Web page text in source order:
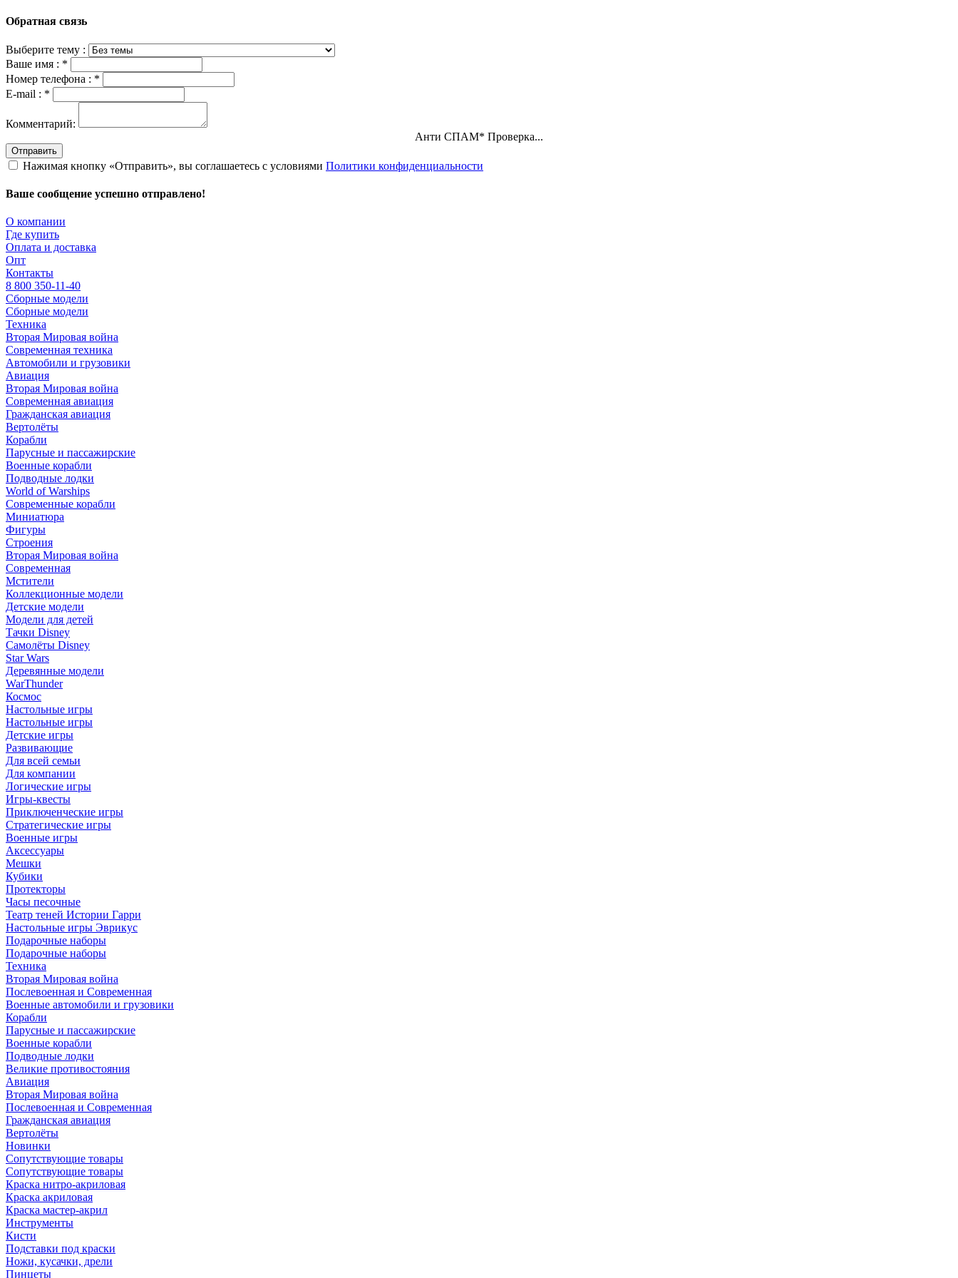
Обратная связь
Выберите тему :
Ваше имя : *
Номер телефона : *
E-mail : *
Комментарий:
Анти СПАМ* Проверка...
Отправить
Нажимая кнопку «Отправить», вы соглашаетесь с условиями Политики конфиденциальности
Ваше сообщение успешно отправлено!
О компании
Где купить
Оплата и доставка
Опт
Контакты
8 800 350-11-40
Сборные модели
Сборные модели
Техника
Вторая Мировая война
Современная техника
Автомобили и грузовики
Авиация
Вторая Мировая война
Современная авиация
Гражданская авиация
Вертолёты
Корабли
Парусные и пассажирские
Военные корабли
Подводные лодки
World of Warships
Современные корабли
Миниатюра
Фигуры
Строения
Вторая Мировая война
Современная
Мстители
Коллекционные модели
Детские модели
Модели для детей
Тачки Disney
Самолёты Disney
Star Wars
Деревянные модели
WarThunder
Космос
Настольные игры
Настольные игры
Детские игры
Развивающие
Для всей семьи
Для компании
Логические игры
Игры-квесты
Приключенческие игры
Стратегические игры
Военные игры
Аксессуары
Мешки
Кубики
Протекторы
Часы песочные
Театр теней Истории Гарри
Настольные игры Эврикус
Подарочные наборы
Подарочные наборы
Техника
Вторая Мировая война
Послевоенная и Современная
Военные автомобили и грузовики
Корабли
Парусные и пассажирские
Военные корабли
Подводные лодки
Великие противостояния
Авиация
Вторая Мировая война
Послевоенная и Современная
Гражданская авиация
Вертолёты
Новинки
Сопутствующие товары
Сопутствующие товары
Краска нитро-акриловая
Краска акриловая
Краска мастер-акрил
Инструменты
Кисти
Подставки под краски
Ножи, кусачки, дрели
Пинцеты